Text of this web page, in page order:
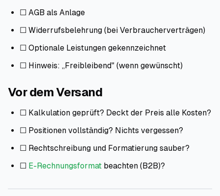
☐ AGB als Anlage
☐ Widerrufsbelehrung (bei Verbraucherverträgen)
☐ Optionale Leistungen gekennzeichnet
☐ Hinweis: „Freibleibend" (wenn gewünscht)
Vor dem Versand
☐ Kalkulation geprüft? Deckt der Preis alle Kosten?
☐ Positionen vollständig? Nichts vergessen?
☐ Rechtschreibung und Formatierung sauber?
☐ E-Rechnungsformat beachten (B2B)?